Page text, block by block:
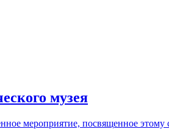
музея
мероприятие, посвященное этому